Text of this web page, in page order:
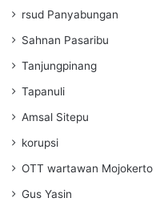
rsud Panyabungan
Sahnan Pasaribu
Tanjungpinang
Tapanuli
Amsal Sitepu
korupsi
OTT wartawan Mojokerto
Gus Yasin